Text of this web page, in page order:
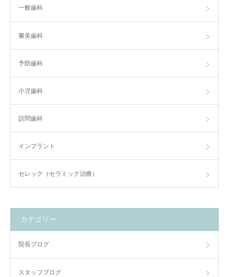
一般歯科
審美歯科
予防歯科
小児歯科
訪問歯科
インプラント
セレック（セラミック治療）
カテゴリー
院長ブログ
スタッフブログ